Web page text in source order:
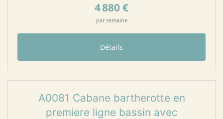
4 880 €
par semaine
Détails
27 A0081
A0081 Cabane bartherotte en
premiere ligne bassin avec